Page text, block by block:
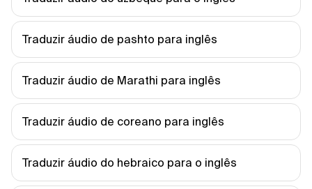
Traduzir áudio de pashto para inglês
Traduzir áudio de Marathi para inglês
Traduzir áudio de coreano para inglês
Traduzir áudio do hebraico para o inglês